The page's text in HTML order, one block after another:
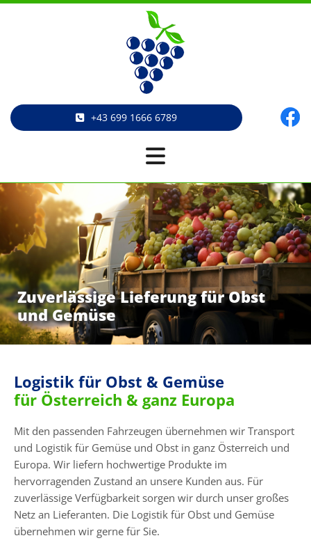
+43 699 1666 6789
Zuverlässige Lieferung für Obst
und Gemüse
Logistik für Obst & Gemüse
für Österreich & ganz Europa
Mit den passenden Fahrzeugen übernehmen wir Transport
und Logistik für Gemüse und Obst in ganz Österreich und
Europa. Wir liefern hochwertige Produkte im
hervorragenden Zustand an unsere Kunden aus. Für
zuverlässige Verfügbarkeit sorgen wir durch unser großes
Netz an Lieferanten. Die Logistik für Obst und Gemüse
übernehmen wir gerne für Sie.